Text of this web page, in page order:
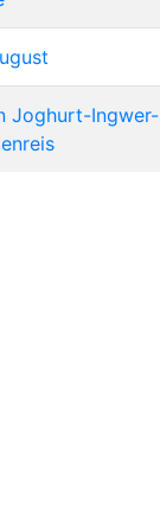
Joghurt-Ingwer-